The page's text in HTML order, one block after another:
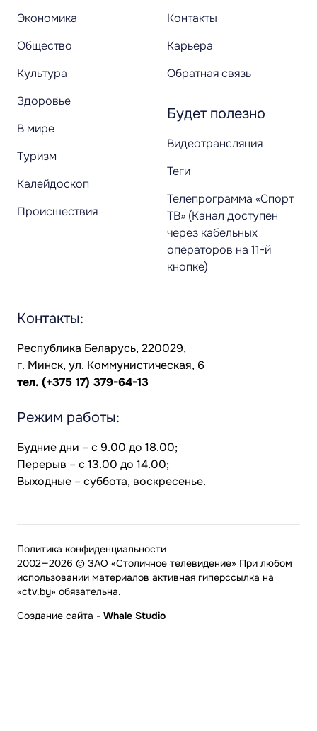
Экономика
Общество
Культура
Здоровье
В мире
Туризм
Калейдоскоп
Происшествия
Контакты
Карьера
Обратная связь
Будет полезно
Видеотрансляция
Теги
Телепрограмма «Спорт
ТВ» (Канал доступен
через кабельных
операторов на 11-й
кнопке)
Контакты:
Республика Беларусь, 220029,
г. Минск, ул. Коммунистическая, 6
тел. (+375 17) 379-64-13
Режим работы:
Будние дни – с 9.00 до 18.00;
Перерыв – с 13.00 до 14.00;
Выходные – суббота, воскресенье.
2002—2026 © ЗАО «Столичное телевидение» При любом
использовании материалов активная гиперссылка на
«ctv.by» обязательна.
Политика конфиденциальности
Создание сайта - Whale Studio